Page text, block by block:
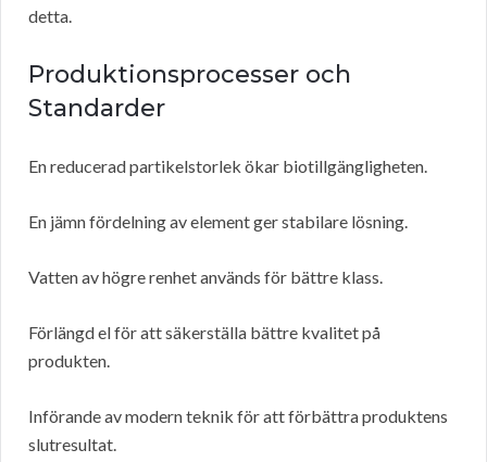
detta.
Produktionsprocesser och
Standarder
En reducerad partikelstorlek ökar biotillgängligheten.
En jämn fördelning av element ger stabilare lösning.
Vatten av högre renhet används för bättre klass.
Förlängd el för att säkerställa bättre kvalitet på
produkten.
Införande av modern teknik för att förbättra produktens
slutresultat.